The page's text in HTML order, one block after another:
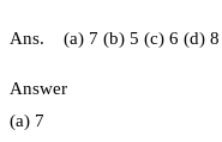
Ans. (a) 7 (b) 5 (c) 6 (d) 8
Answer
(a) 7